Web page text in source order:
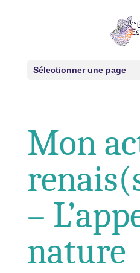
Sélectionner une page
Mon
–
nature